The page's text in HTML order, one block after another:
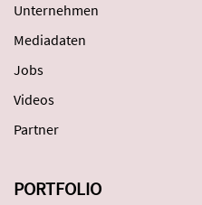
Unternehmen
Mediadaten
Jobs
Videos
Partner
PORTFOLIO